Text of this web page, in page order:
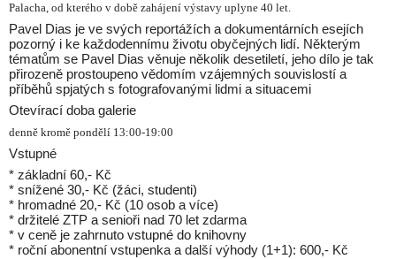
Palacha, od kterého v době zahájení výstavy uplyne 40 let.
Pavel Dias je ve svých reportážích a dokumentárních esejích
pozorný i ke každodennímu životu obyčejných lidí. Některým
tématům se Pavel Dias věnuje několik desetiletí, jeho dílo je tak
přirozeně prostoupeno vědomím vzájemných souvislostí a
příběhů spjatých s fotografovanými lidmi a situacemi
Otevírací doba galerie
denně kromě pondělí 13:00-19:00
Vstupné
* základní 60,- Kč
* snížené 30,- Kč (žáci, studenti)
* hromadné 20,- Kč (10 osob a více)
* držitelé ZTP a senioři nad 70 let zdarma
* v ceně je zahrnuto vstupné do knihovny
* roční abonentní vstupenka a další výhody (1+1): 600,- Kč